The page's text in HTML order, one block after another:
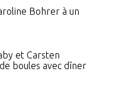
Bohrer à un
et Carsten
boules avec dîner